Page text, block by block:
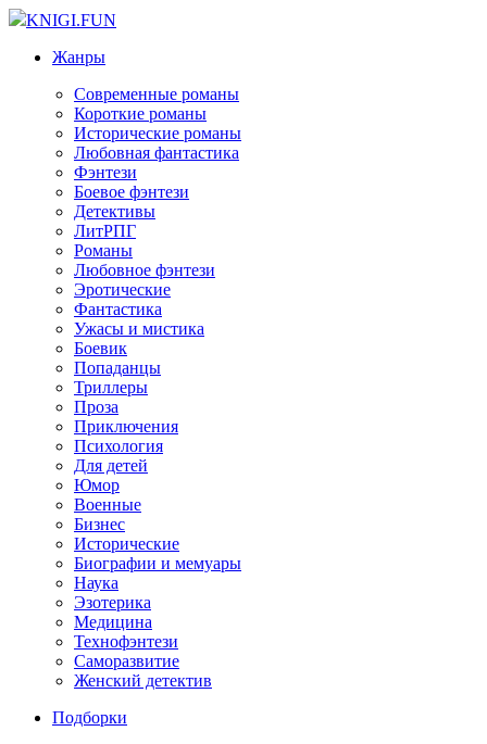
KNIGI.FUN
Жанры
Современные романы
Короткие романы
Исторические романы
Любовная фантастика
Фэнтези
Боевое фэнтези
Детективы
ЛитРПГ
Романы
Любовное фэнтези
Эротические
Фантастика
Ужасы и мистика
Боевик
Попаданцы
Триллеры
Проза
Приключения
Психология
Для детей
Юмор
Военные
Бизнес
Исторические
Биографии и мемуары
Наука
Эзотерика
Медицина
Технофэнтези
Саморазвитие
Женский детектив
Подборки